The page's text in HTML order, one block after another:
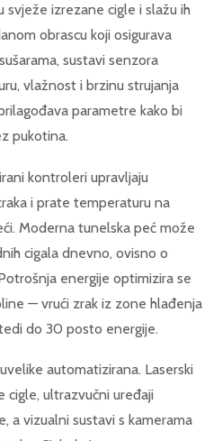
svježe izrezane cigle i slažu ih
obrascu koji osigurava
sustavi senzora
vlažnost i brzinu strujanja
parametre kako bi
pukotina.
kontroleri upravljaju
i prate temperaturu na
Moderna tunelska peć može
cigala dnevno, ovisno o
energije optimizira se
— vrući zrak iz zone hlađenja
do 30 posto energije.
automatizirana. Laserski
cigle, ultrazvučni uređaji
a vizualni sustavi s kamerama